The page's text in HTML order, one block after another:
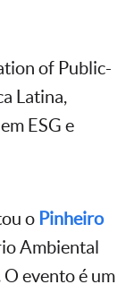
of Public-
Latina,
ESG e
o Pinheiro
Ambiental
O evento é um